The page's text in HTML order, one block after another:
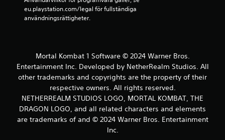
y
g
eu.playstation.com/legal för fullständiga
användningsrättigheter.
Mortal Kombat 1 Software © 2024 Warner Bros.
Entertainment Inc. Developed by NetherRealm Studios. All
other trademarks and copyrights are the property of their
respective owners. All rights reserved.
NETHERREALM STUDIOS LOGO, MORTAL KOMBAT, THE
DRAGON LOGO, and all related characters and elements
are trademarks of and © 2024 Warner Bros. Entertainment
Inc.